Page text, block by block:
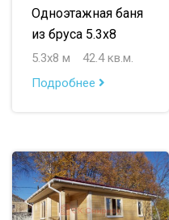
Одноэтажная баня
из бруса 5.3х8
5.3х8 м
42.4 кв.м.
Подробнее